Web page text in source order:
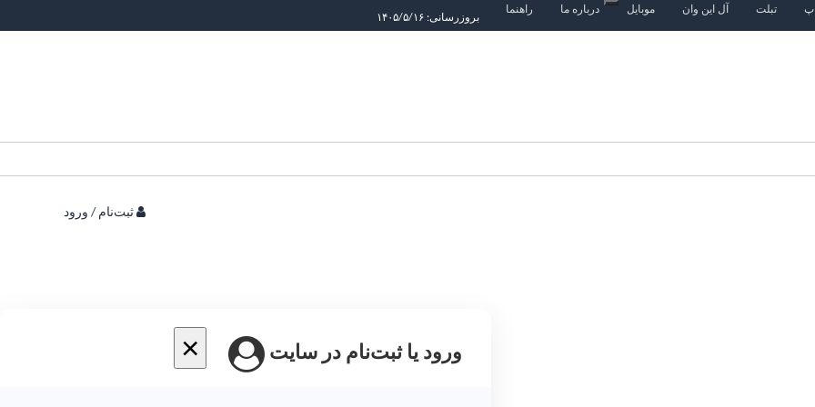
تبلت آل این وان موبایل درباره ما راهنما
بروزرسانی: ۱۴۰۵/۵/۱۶
ثبت‌نام / ورود
× ورود یا ثبت‌نام در سایت